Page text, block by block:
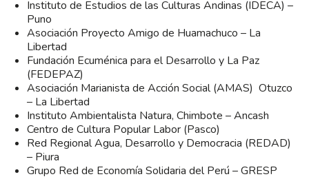
Instituto de Estudios de las Culturas Andinas (IDECA) –
Puno
Asociación Proyecto Amigo de Huamachuco – La
Libertad
Fundación Ecuménica para el Desarrollo y La Paz
(FEDEPAZ)
Asociación Marianista de Acción Social (AMAS) Otuzco
– La Libertad
Instituto Ambientalista Natura, Chimbote – Ancash
Centro de Cultura Popular Labor (Pasco)
Red Regional Agua, Desarrollo y Democracia (REDAD)
– Piura
Grupo Red de Economía Solidaria del Perú – GRESP